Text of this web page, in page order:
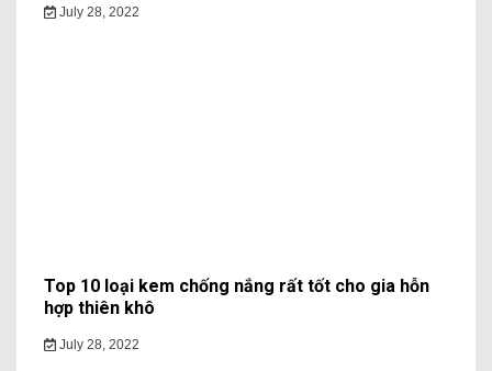
July 28, 2022
Top 10 loại kem chống nắng rất tốt cho gia hỗn
hợp thiên khô
July 28, 2022